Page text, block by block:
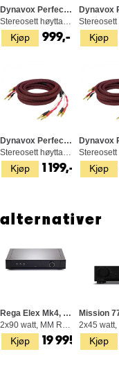
Kjøp
Dynavox Perfect Sound Flex, 2x5 M
Stereosett høyttalerkabel, bananplugger
999,- Kjøp
Kjøp
Dynavox Perfect Sound, 2x3 M
Stereosett høyttalerkabel, bananplugger
1 199,- Kjøp
alternativer
Kjøp
Rega Elex Mk4, Forsterker
2x90 watt, MM RIAA-trinn, D/A-konverter
19 995,- Kjøp